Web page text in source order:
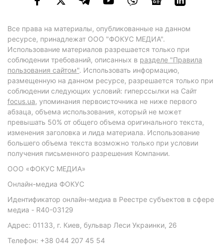
Все права на материалы, опубликованные на данном
ресурсе, принадлежат ООО "ФОКУС МЕДИА".
Использование материалов разрешается только при
соблюдении требований, описанных в разделе "Правила
пользования сайтом". Использовать информацию,
размещенную на данном ресурсе, разрешается только при
соблюдении следующих условий: гиперссылки на Сайт
focus.ua, упоминания первоисточника не ниже первого
абзаца, объема использования, который не может
превышать 50% от общего объема оригинального текста,
изменения заголовка и лида материала. Использование
большего объема текста возможно только при условии
получения письменного разрешения Компании.
ООО «ФОКУС МЕДИА»
Онлайн-медиа ФОКУС
Идентификатор онлайн-медиа в Реестре субъектов в сфере
медиа - R40-03129
Адрес: 01133, г. Киев, бульвар Леси Украинки, 26
Телефон: +38 044 207 45 54